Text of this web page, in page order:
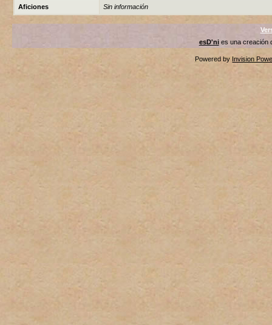
Aficiones Sin información
esD'nies una creación
Powered by Invision